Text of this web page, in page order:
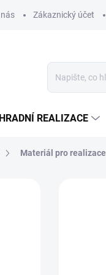
nás Zákaznický účet
REALIZACE
Materiál pro realizace